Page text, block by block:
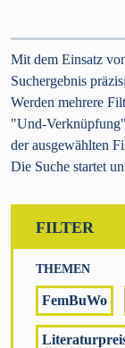
Mit dem Einsatz
Suchergebnis
Werden mehrere
"Und-
der ausgewählten
Die Suche startet
FILTER
THEMEN
FemBuWo